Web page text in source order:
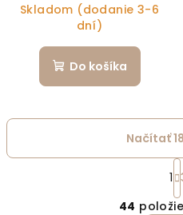
Skladom (dodanie 3-6
dní)
Do košíka
Načítať
1
44